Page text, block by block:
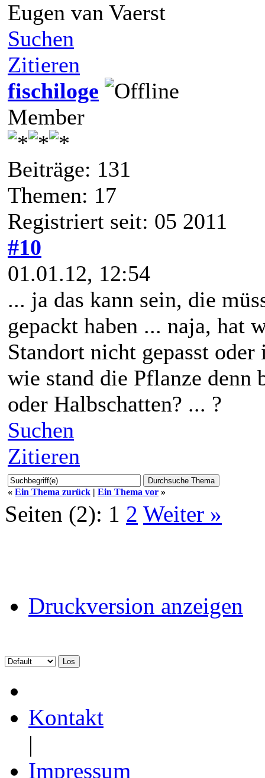
Eugen van Vaerst
Suchen
Zitieren
fischiloge
Member
Beiträge: 131
Themen: 17
Registriert seit: 05 2011
#10
01.01.12, 12:54
... ja das kann sein, die
gepackt haben ... naja, hat
Standort nicht gepasst
wie stand die Pflanze
oder Halbschatten? ... ?
Suchen
Zitieren
« Ein Thema zurück | Ein Thema vor »
Seiten (2): 1 2 Weiter »
Druckversion anzeigen
Kontakt
|
Impressum